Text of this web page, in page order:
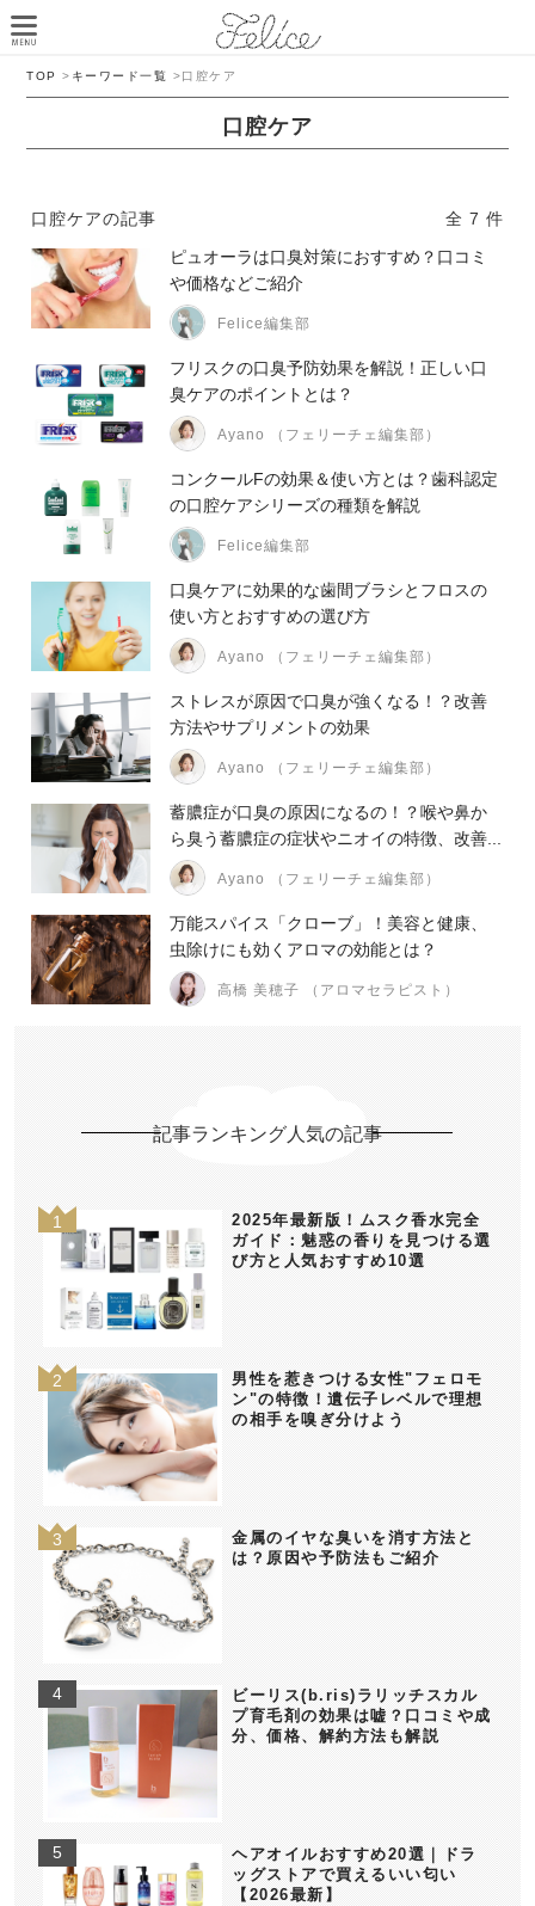
TOP > キーワード一覧 >口腔ケア
口腔ケア
口腔ケアの記事
全 7 件
ピュオーラは口臭対策におすすめ？口コミ
や価格などご紹介
Felice編集部
フリスクの口臭予防効果を解説！正しい口
臭ケアのポイントとは？
Ayano （フェリーチェ編集部）
コンクールFの効果＆使い方とは？歯科認定
の口腔ケアシリーズの種類を解説
Felice編集部
口臭ケアに効果的な歯間ブラシとフロスの
使い方とおすすめの選び方
Ayano （フェリーチェ編集部）
ストレスが原因で口臭が強くなる！？改善
方法やサプリメントの効果
Ayano （フェリーチェ編集部）
蓄膿症が口臭の原因になるの！？喉や鼻か
ら臭う蓄膿症の症状やニオイの特徴、改善...
Ayano （フェリーチェ編集部）
万能スパイス「クローブ」！美容と健康、
虫除けにも効くアロマの効能とは？
高橋 美穂子 （アロマセラピスト）
記事ランキング人気の記事
2025年最新版！ムスク香水完全
ガイド：魅惑の香りを見つける選
び方と人気おすすめ10選
男性を惹きつける女性"フェロモ
ン"の特徴！遺伝子レベルで理想
の相手を嗅ぎ分けよう
金属のイヤな臭いを消す方法と
は？原因や予防法もご紹介
ビーリス(b.ris)ラリッチスカル
プ育毛剤の効果は嘘？口コミや成
分、価格、解約方法も解説
ヘアオイルおすすめ20選｜ドラ
ッグストアで買えるいい匂い
【2026最新】